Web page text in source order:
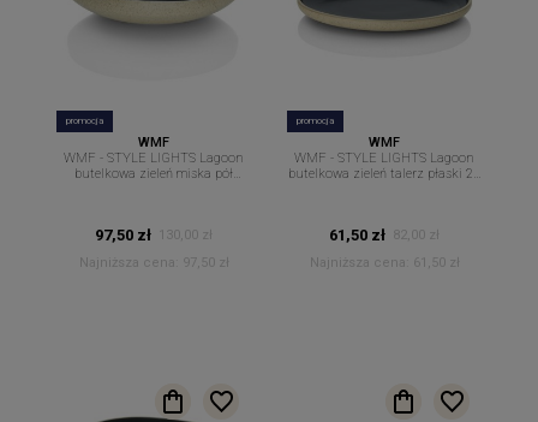
promocja
WMF
WMF - STYLE LIGHTS Lagoon
butelkowa zieleń miska pół
97,50 zł
130,00 zł
Najniższa cena:
97,50 zł
promocja
WMF
WMF - STYLE LIGHTS Lagoon
butelkowa zieleń talerz płaski 22
61,50 zł 82,00 zł
Najniższa cena:
61,50 zł